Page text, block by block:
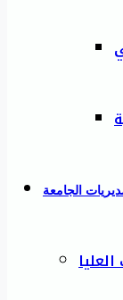
الجامعة